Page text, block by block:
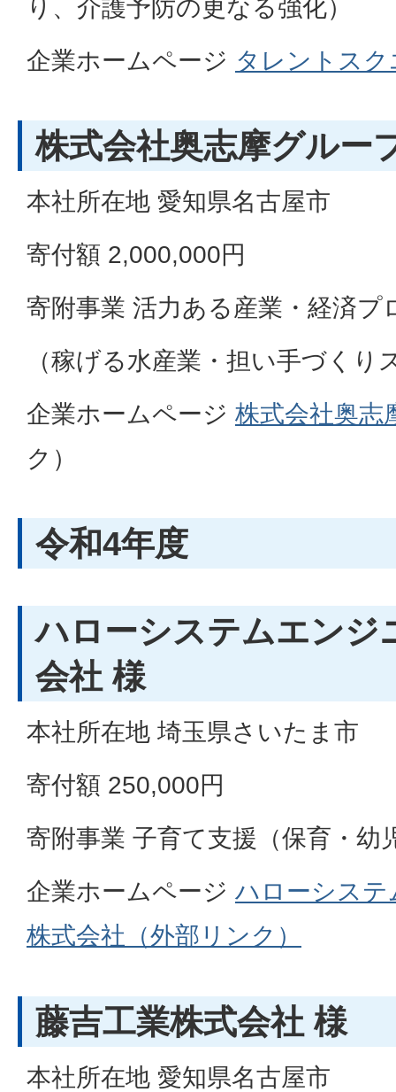
り、介護予防の更なる強化）
企業ホームページ タレントスク
株式会社奥志摩グルー
本社所在地 愛知県名古屋市
寄付額 2,000,000円
寄附事業 活力ある産業・経済プ
（稼げる水産業・担い手づくり
企業ホームページ 株式会社奥志
ク）
令和4年度
ハローシステムエンジ
会社 様
本社所在地 埼玉県さいたま市
寄付額 250,000円
寄附事業 子育て支援（保育・幼
企業ホームページ ハローシス
株式会社（外部リンク）
藤吉工業株式会社 様
本社所在地 愛知県名古屋市